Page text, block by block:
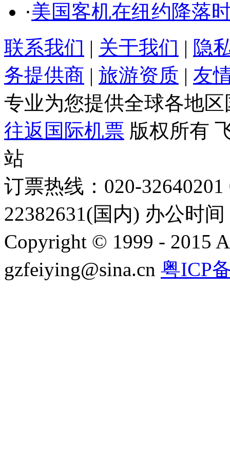
·美国客机在纽约降落
联系我们 | 关于我们 | 隐
务提供商 | 旅游资质 | 友
专业为您提供全球各地
往返国际机票 版权所有
站
订票热线：020-
22382631(国内) 办公时
Copyright © 1999 - 2015
gzfeiying@sina.cn 粤ICP